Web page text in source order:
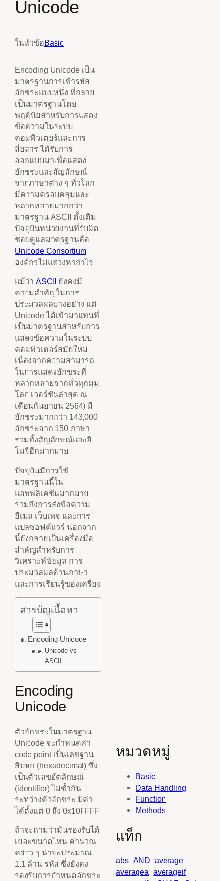
Unicode
ในหัวข้อBasic
Encoding Unicode เป็น
มาตรฐานการเข้ารหัส
อักขระแบบหนึ่ง ที่กลาย
เป็นมาตรฐานโดย
พฤตินัยสำหรับการแสดง
ข้อความในระบบ
คอมพิวเตอร์และการ
สื่อสาร ได้รับการ
ออกแบบมาเพื่อแสดง
อักขระและสัญลักษณ์
จากภาษาต่าง ๆ ทั่วโลก
มีความครอบคลุมและ
หลากหลายมากกว่า
มาตรฐาน ASCII ดั้งเดิม
ปัจจุบันหน่วยงานที่รับผิด
ชอบดูแลมาตรฐานคือ
Unicode Consortium
องค์กรไม่แสวงหากำไร
แม้ว่า ASCII ยังคงมี
ความสำคัญในการ
ประมวลผลบางอย่าง แต่
Unicode ได้เข้ามาแทนที่
เป็นมาตรฐานสำหรับการ
แสดงข้อความในระบบ
คอมพิวเตอร์สมัยใหม่
เนื่องจากความสามารถ
ในการแสดงอักขระที่
หลากหลายจากทั่วทุกมุม
โลก เวอร์ชันล่าสุด ณ
เดือนกันยายน 2564) มี
อักขระมากกว่า 143,000
อักขระจาก 150 ภาษา
รวมทั้งสัญลักษณ์และอิ
โมจิอีกมากมาย
ปัจจุบันมีการใช้
มาตรฐานนี้ใน
แอพพลิเคชันมากมาย
รวมถึงการส่งข้อความ
อีเมล เว็บเพจ และการ
แปลซอฟต์แวร์ นอกจาก
นี้ยังกลายเป็นเครื่องมือ
สำคัญสำหรับการ
วิเคราะห์ข้อมูล การ
ประมวลผลด้านภาษา
และการเรียนรู้ของเครื่อง
สารบัญเนื้อหา
Encoding Unicode
Unicode vs
ASCII
Encoding
Unicode
ตัวอักขระในมาตรฐาน
Unicode จะกำหนดค่า
code point เป็นเลขฐาน
สิบหก (hexadecimal) ซึ่ง
เป็นตัวเลขอัตลักษณ์
(identifier) ไม่ซ้ำกัน
ระหว่างตัวอักขระ มีค่า
ได้ตั้งแต่ 0 ถึง 0x10FFFF
ถ้าจะถามว่ามันรองรับได้
เยอะขนาดไหน คำนวณ
คร่าว ๆ น่าจะประมาณ
1.1 ล้าน รหัส ซึ่งยังคง
รองรับการกำหนดอักขระ
หมวดหมู่
Basic
Data Handling
Function
Methods
แท็ก
abs AND average
averagea averageif